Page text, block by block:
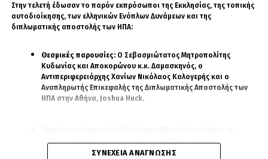
Ιδιαίτερη αναφορά έκανε και στις έρευνες για ελληνικά κοιτάσματα,
εκτιμώντας ότι το ενδιαφέρον μεγάλων ενεργειακών εταιρειών δείχνει
ότι υπάρχουν σοβαρές προσδοκίες για σημαντικές ποσότητες
«Ξέρουν ότι υπάρχουν μεγάλες ποσότητες. Το πόσο ακριβώς και πώς
οριοθετούνται είναι αυτό που θα ψάξουν τώρα», τόνισε.
Ο παράγοντας Ορμούζ
ενεργειακά «choke points», δηλαδή στα στενά περάσματα από τα
οποία διέρχεται μεγάλο μέρος του παγκόσμιου εμπορίου και της
Στην τελετή έδωσαν το παρόν εκπρόσωποι της Εκκλησίας, της τοπικής
αυτοδιοίκησης, των ελληνικών Ενόπλων Δυνάμεων και της
διπλωματικής αποστολής των ΗΠΑ:
Θεσμικές παρουσίες:Ο Σεβασμιώτατος Μητροπολίτης
Κυδωνίας και Αποκορώνου κ.κ. Δαμασκηνός, ο
Αντιπεριφερειάρχης Χανίων Νικόλαος Καλογερής και ο
Αναπληρωτής Επικεφαλής της Διπλωματικής Αποστολής των
ΗΠΑ στην Αθήνα, Joshua Huck.
Πλοίαρχος Christopher Schwarz, Επιτελάρχης της Διοίκησης
ΣΥΝΈΧΕΙΑ ΑΝΆΓΝΩΣΗΣ